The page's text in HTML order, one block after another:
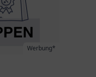
Werbung*